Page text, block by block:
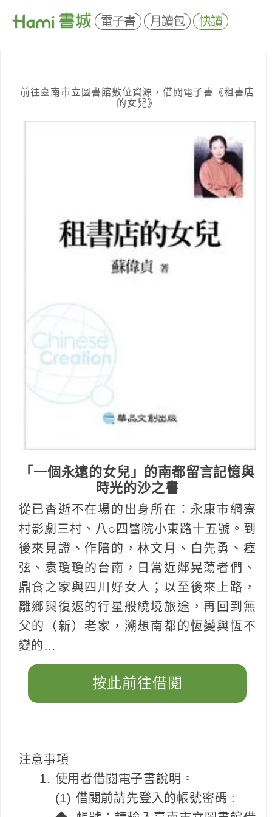
電子書 月讀包 快讀
前往臺南市立圖書館數位資源，借閱電子書《租書店
的女兒》
「一個永遠的女兒」的南都留言記憶與
時光的沙之書
從已杳逝不在場的出身所在：永康市網寮
村影劇三村、八○四醫院小東路十五號。到
後來見證、作陪的，林文月、白先勇、瘂
弦、袁瓊瓊的台南，日常近鄰晃蕩者們、
鼎食之家與四川好女人；以至後來上路，
離鄉與復返的行星般繞境旅途，再回到無
父的（新）老家，溯想南都的恆變與恆不
變的…
按此前往借閱
注意事項
使用者借閱電子書說明。
(1) 借閱前請先登入的帳號密碼 :